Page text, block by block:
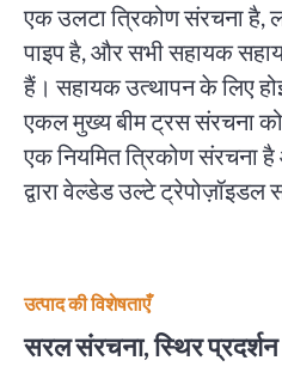
एक उलटा त्रिकोण संरचना है,
पाइप है, और सभी सहायक
हैं। सहायक उत्थापन के लिए
एकल मुख्य बीम ट्रस संरचना
एक नियमित त्रिकोण संरचना
द्वारा वेल्डेड उल्टे ट्रेपोज़ॉइडल
उत्पाद की विशेषताएँ
सरल संरचना, स्थिर